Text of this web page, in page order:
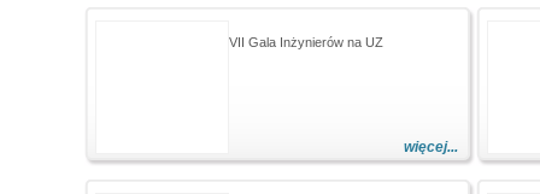
więcej...
VII Gala Inżynierów na UZ